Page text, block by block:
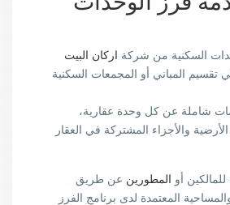
السكنية من شركة اركان البيت
المباني أو المجمعات السكنية
شاملة عن كل وحدة عقارية،
والأجزاء المشتركة في العقار
أو المطورين عن طريق
المعتمدة لدى برنامج الفرز